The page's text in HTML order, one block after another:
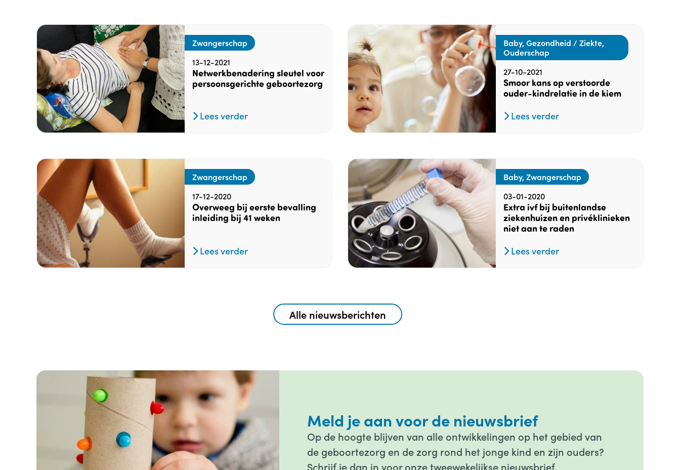
Zwangerschap
13-12-2021
Netwerkbenadering sleutel voor
persoonsgerichte geboortezorg
Lees verder
Baby, Gezondheid / Ziekte,
Ouderschap
27-10-2021
Smoor kans op verstoorde
ouder-kindrelatie in de kiem
Lees verder
Zwangerschap
17-12-2020
Overweeg bij eerste bevalling
inleiding bij 41 weken
Lees verder
Baby, Zwangerschap
03-01-2020
Extra ivf bij buitenlandse
ziekenhuizen en privéklinieken
niet aan te raden
Lees verder
Alle nieuwsberichten
Meld je aan voor de nieuwsbrief
Op de hoogte blijven van alle ontwikkelingen op het gebied van
de geboortezorg en de zorg rond het jonge kind en zijn ouders?
Schrijf je dan in voor onze tweewekelijkse nieuwsbrief.